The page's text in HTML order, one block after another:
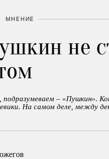
МНЕНИЕ
не
– «Пушкин».
На самом деле, между